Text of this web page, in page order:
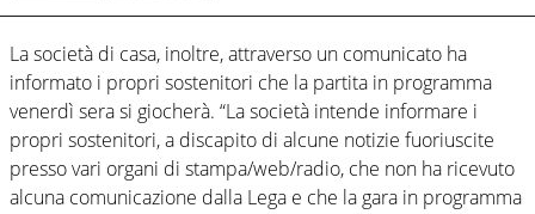
La società di casa, inoltre, attraverso un comunicato ha
informato i propri sostenitori che la partita in programma
venerdì sera si giocherà. “La società intende informare i
propri sostenitori, a discapito di alcune notizie fuoriuscite
presso vari organi di stampa/web/radio, che non ha ricevuto
alcuna comunicazione dalla Lega e che la gara in programma